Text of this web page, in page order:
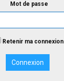
Mot de passe
Retenir ma connexion